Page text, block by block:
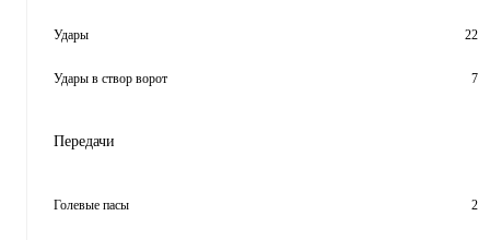
Удары 22
Удары в створ ворот 7
Передачи
Голевые пасы 2